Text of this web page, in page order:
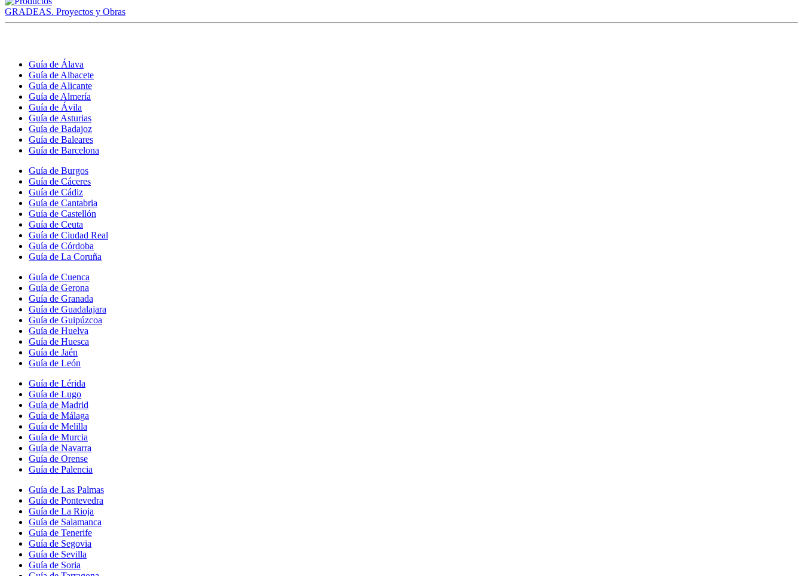
GRADEAS. Proyectos y Obras
Guía de Álava
Guía de Albacete
Guía de Alicante
Guía de Almería
Guía de Ávila
Guía de Asturias
Guía de Badajoz
Guía de Baleares
Guía de Barcelona
Guía de Burgos
Guía de Cáceres
Guía de Cádiz
Guía de Cantabria
Guía de Castellón
Guía de Ceuta
Guía de Ciudad Real
Guía de Córdoba
Guía de La Coruña
Guía de Cuenca
Guía de Gerona
Guía de Granada
Guía de Guadalajara
Guía de Guipúzcoa
Guía de Huelva
Guía de Huesca
Guía de Jaén
Guía de León
Guía de Lérida
Guía de Lugo
Guía de Madrid
Guía de Málaga
Guía de Melilla
Guía de Murcia
Guía de Navarra
Guía de Orense
Guía de Palencia
Guía de Las Palmas
Guía de Pontevedra
Guía de La Rioja
Guía de Salamanca
Guía de Tenerife
Guía de Segovia
Guía de Sevilla
Guía de Soria